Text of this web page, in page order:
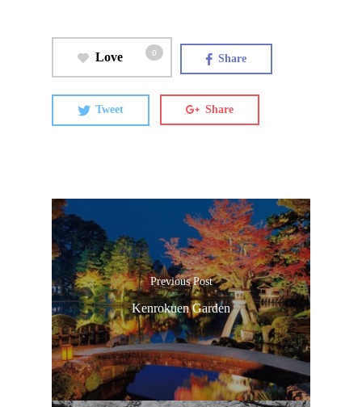
Love 0 Share
Tweet Share
Previous Post
Kenrokuen Garden